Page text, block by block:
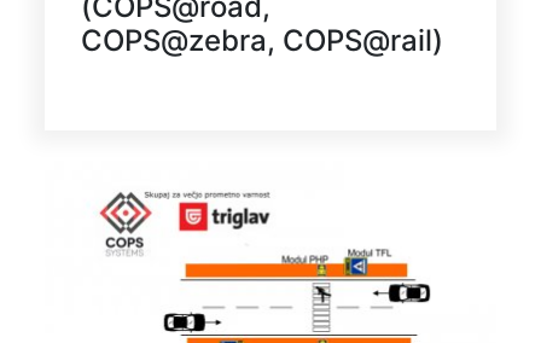
COPS@zebra, COPS@rail)